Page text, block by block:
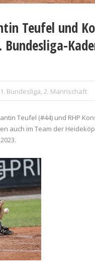
Teufel und
1. Bundesliga, 2. Mannschaft
Teufel (#44) und RHP
auch im Team der